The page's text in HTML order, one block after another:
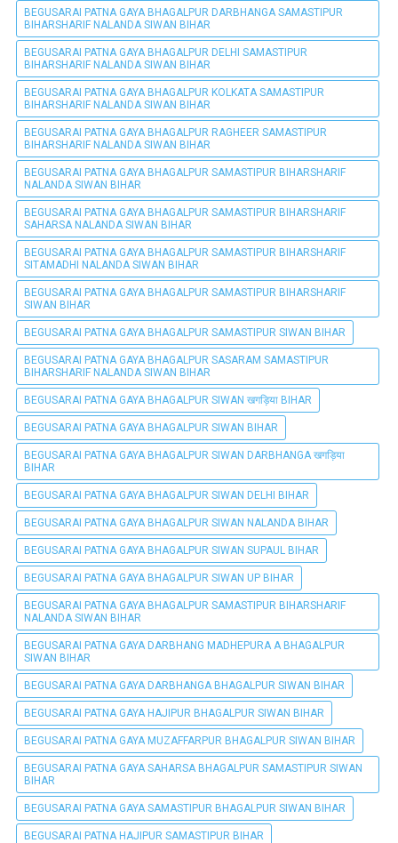
BEGUSARAI PATNA GAYA BHAGALPUR DARBHANGA SAMASTIPUR
BIHARSHARIF NALANDA SIWAN BIHAR
BEGUSARAI PATNA GAYA BHAGALPUR DELHI SAMASTIPUR
BIHARSHARIF NALANDA SIWAN BIHAR
BEGUSARAI PATNA GAYA BHAGALPUR KOLKATA SAMASTIPUR
BIHARSHARIF NALANDA SIWAN BIHAR
BEGUSARAI PATNA GAYA BHAGALPUR RAGHEER SAMASTIPUR
BIHARSHARIF NALANDA SIWAN BIHAR
BEGUSARAI PATNA GAYA BHAGALPUR SAMASTIPUR BIHARSHARIF
NALANDA SIWAN BIHAR
BEGUSARAI PATNA GAYA BHAGALPUR SAMASTIPUR BIHARSHARIF
SAHARSA NALANDA SIWAN BIHAR
BEGUSARAI PATNA GAYA BHAGALPUR SAMASTIPUR BIHARSHARIF
SITAMADHI NALANDA SIWAN BIHAR
BEGUSARAI PATNA GAYA BHAGALPUR SAMASTIPUR BIHARSHARIF
SIWAN BIHAR
BEGUSARAI PATNA GAYA BHAGALPUR SAMASTIPUR SIWAN BIHAR
BEGUSARAI PATNA GAYA BHAGALPUR SASARAM SAMASTIPUR
BIHARSHARIF NALANDA SIWAN BIHAR
BEGUSARAI PATNA GAYA BHAGALPUR SIWAN खगड़िया BIHAR
BEGUSARAI PATNA GAYA BHAGALPUR SIWAN BIHAR
BEGUSARAI PATNA GAYA BHAGALPUR SIWAN DARBHANGA खगड़िया
BIHAR
BEGUSARAI PATNA GAYA BHAGALPUR SIWAN DELHI BIHAR
BEGUSARAI PATNA GAYA BHAGALPUR SIWAN NALANDA BIHAR
BEGUSARAI PATNA GAYA BHAGALPUR SIWAN SUPAUL BIHAR
BEGUSARAI PATNA GAYA BHAGALPUR SIWAN UP BIHAR
BEGUSARAI PATNA GAYA BHAGALPUR SAMASTIPUR BIHARSHARIF
NALANDA SIWAN BIHAR
BEGUSARAI PATNA GAYA DARBHANG MADHEPURA A BHAGALPUR
SIWAN BIHAR
BEGUSARAI PATNA GAYA DARBHANGA BHAGALPUR SIWAN BIHAR
BEGUSARAI PATNA GAYA HAJIPUR BHAGALPUR SIWAN BIHAR
BEGUSARAI PATNA GAYA MUZAFFARPUR BHAGALPUR SIWAN BIHAR
BEGUSARAI PATNA GAYA SAHARSA BHAGALPUR SAMASTIPUR SIWAN
BIHAR
BEGUSARAI PATNA GAYA SAMASTIPUR BHAGALPUR SIWAN BIHAR
BEGUSARAI PATNA HAJIPUR SAMASTIPUR BIHAR